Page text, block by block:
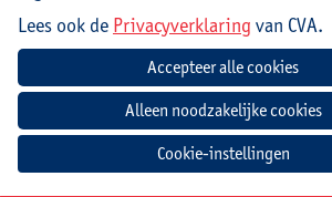
Hij behaalde een doctoraat in design
educational design research). Hij is
academisch werkzaam als docent en
onderzoeker en is daarbij deeltijds
Universiteit Antwerpen, Karel de
AP hogeschool. Hij werkt verder als
en procesbegeleider in scholen bij
Lees ook de Privacyverklaring van CVA.
Cookie-instellingen